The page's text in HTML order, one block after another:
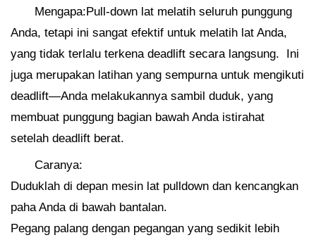
Mengapa:Pull-down lat melatih seluruh punggung
Anda, tetapi ini sangat efektif untuk melatih lat Anda,
yang tidak terlalu terkena deadlift secara langsung. Ini
juga merupakan latihan yang sempurna untuk mengikuti
deadlift—Anda melakukannya sambil duduk, yang
membuat punggung bagian bawah Anda istirahat
setelah deadlift berat.
Caranya:
Duduklah di depan mesin lat pulldown dan kencangkan
paha Anda di bawah bantalan.
Pegang palang dengan pegangan yang sedikit lebih